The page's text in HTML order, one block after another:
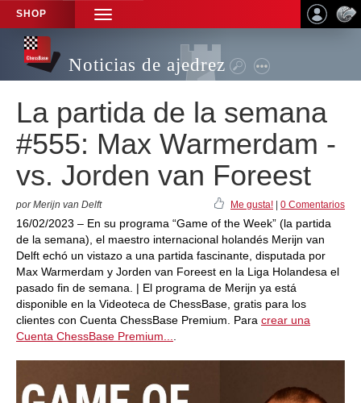
SHOP
TOGGLE
NAVIGATION
Noticias de ajedrez
La partida de la semana
#555: Max Warmerdam -
vs. Jorden van Foreest
por Merijn van Delft Me gusta! 0 Comentarios
16/02/2023 – En su programa “Game of the Week” (la partida
de la semana), el maestro internacional holandés Merijn van
Delft echó un vistazo a una partida fascinante, disputada por
Max Warmerdam y Jorden van Foreest en la Liga Holandesa el
pasado fin de semana. | El programa de Merijn ya está
disponible en la Videoteca de ChessBase, gratis para los
clientes con Cuenta ChessBase Premium. Para crear una
Cuenta ChessBase Premium...